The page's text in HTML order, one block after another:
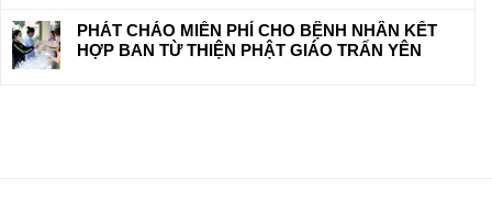
PHÁT CHÁO MIỄN PHÍ CHO BỆNH NHÂN KẾT
HỢP BAN TỪ THIỆN PHẬT GIÁO TRẤN YÊN